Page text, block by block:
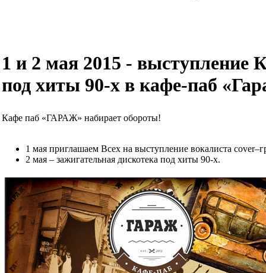
1 и 2 мая 2015 - выступление
под хиты 90-х в кафе-паб
Кафе паб «ГАРАЖ» набирает обороты!
1 мая приглашаем Всех на выступление вокалиста
2 мая – зажигательная дискотека под хиты 90-х.